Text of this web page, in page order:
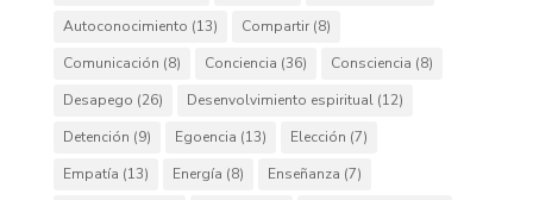
Autoconocimiento (13) Compartir(8)
Comunicación (8) Conciencia (36) Consciencia (8)
Desapego (26) Desenvolvimiento espiritual(12)
Detención (9) Egoencia (13) Elección (7)
Empatía (13) Energía (8) Enseñanza (7)